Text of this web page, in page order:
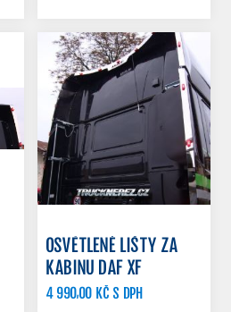
OSVĚTLENÉ LIŠTY ZA
KABINU DAF XF
4 990,00 KČ S DPH